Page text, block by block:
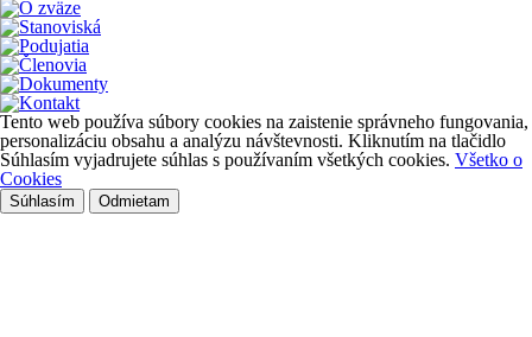
Tento web používa súbory cookies na zaistenie správneho fungovania,
personalizáciu obsahu a analýzu návštevnosti. Kliknutím na tlačidlo
Súhlasím vyjadrujete súhlas s používaním všetkých cookies. Všetko o
Cookies
Súhlasím Odmietam